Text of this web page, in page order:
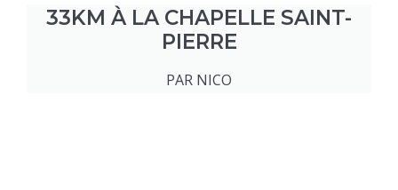
33KM À LA CHAPELLE SAINT-
PIERRE
PAR NICO